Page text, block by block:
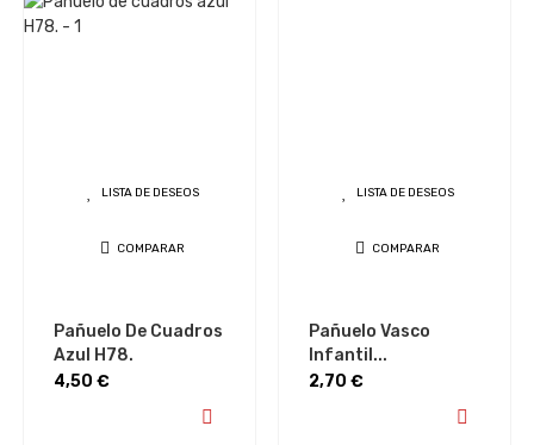
LISTA DE DESEOS
COMPARAR
Pañuelo De Cuadros
Azul H78.
Precio
4,50 €
LISTA DE DESEOS
COMPARAR
Pañuelo Vasco
Infantil...
Precio
2,70 €